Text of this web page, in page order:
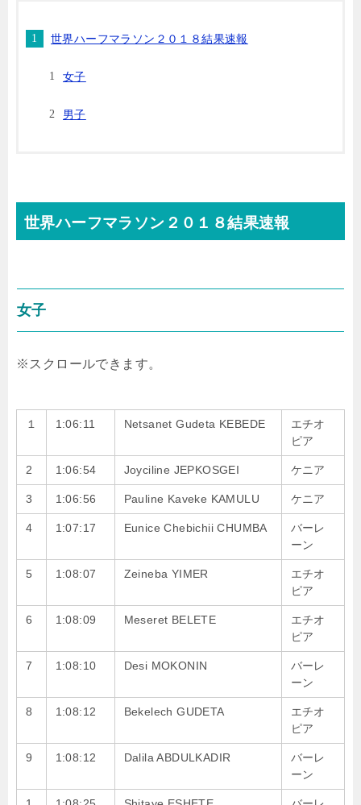
世界ハーフマラソン２０１８結果速報
女子
男子
世界ハーフマラソン２０１８結果速報
女子
１ 1:06:11 Netsanet Gudeta KEBEDE
エチオ
ピア
2 1:06:54 Joyciline JEPKOSGEI ケニア
3 1:06:56 Pauline Kaveke KAMULU ケニア
4 1:07:17 Eunice Chebichii CHUMBA
バーレ
ーン
5 1:08:07 Zeineba YIMER
エチオ
ピア
6 1:08:09 Meseret BELETE
エチオ
ピア
7 1:08:10 Desi MOKONIN
バーレ
ーン
8 1:08:12 Bekelech GUDETA
エチオ
ピア
9 1:08:12 Dalila ABDULKADIR
バーレ
ーン